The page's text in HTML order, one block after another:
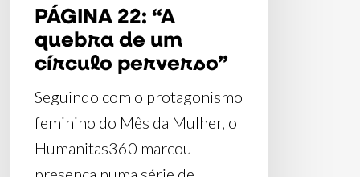
PÁGINA 22: “A
quebra de um
círculo perverso”
Seguindo com o protagonismo
feminino do Mês da Mulher, o
Humanitas360 marcou